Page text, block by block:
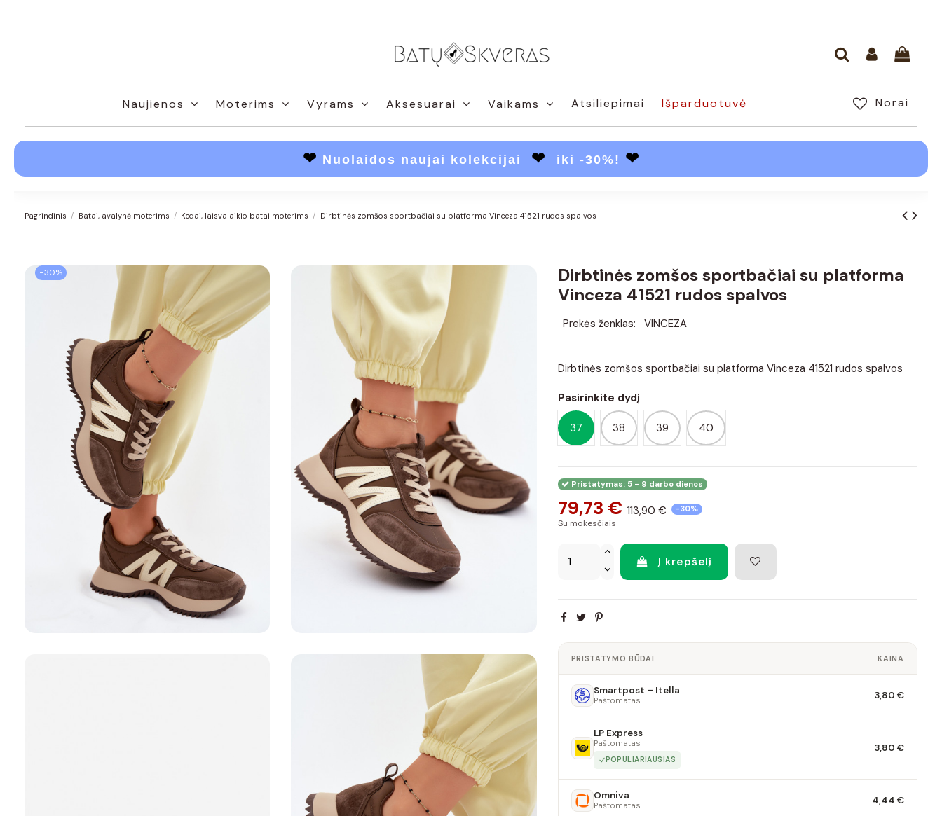
Naujienos Moterims Vyrams Aksesuarai Vaikams Atsiliepimai Norai
Išparduotuvė
❤ Nuolaidos naujai kolekcijai ❤ iki -30%! ❤
Pagrindinis Batai, avalynė moterims Kedai, laisvalaikio batai moterims Dirbtinės zomšos sportbačiai su platforma Vinceza 41521 rudos spalvos
−30%
Dirbtinės zomšos sportbačiai su platforma
Vinceza 41521 rudos spalvos
Prekės ženklas: VINCEZA
Dirbtinės zomšos sportbačiai su platforma Vinceza 41521 rudos spalvos
Pasirinkite dydį
37 38 39 40
Pristatymas: 5 - 9 darbo dienos
79,73 € 113,90 € -30%
Su mokesčiais
Į krepšelį
PRISTATYMO BŪDAI KAINA
Smartpost – Itella
Paštomatas 3,80 €
LP Express
Paštomatas
POPULIARIAUSIAS
3,80 €
Omniva
Paštomatas 4,44 €